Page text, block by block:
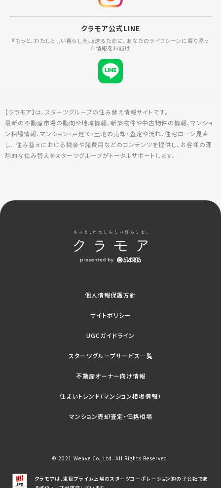
クラモア公式LINE
『もっと、わたしらしい暮らしを。』送るために、あなたのライフシーンに寄り添っ
た情報をお届け
【クラモア】は、スターツグループの住み替え情報サイトです。
最新の不動産市場の動向や地域情報、新築物件や中古物件の情報、マンショ
ン相場情報、マンション・戸建て・土地の売却・査定や流れ、住宅ローン見直
し、 住み替えにおける税金や諸費用などのコンテンツを提供し、お客様の理
想的な住み替えをスターツグループがトータルサポートします。
個人情報保護方針
サイトポリシー
UGCガイドライン
スターツグループサービス一覧
不動産オーナー向け情報
住まいトレンド（マンション相場情報）
マンション売却査定・価格相場
© 2021 Weave Co.,Ltd. All Rights Reserved.
クラモアは、東証プライム上場のスターツコーポレーション㈱の子会社であ